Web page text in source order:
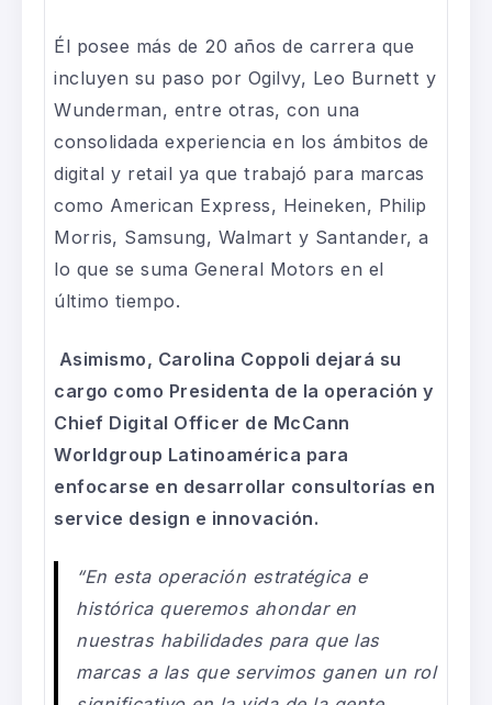
Él posee más de 20 años de carrera que
incluyen su paso por Ogilvy, Leo Burnett y
Wunderman, entre otras, con una
consolidada experiencia en los ámbitos de
digital y retail ya que trabajó para marcas
como American Express, Heineken, Philip
Morris, Samsung, Walmart y Santander, a
lo que se suma General Motors en el
último tiempo.
Asimismo, Carolina Coppoli dejará su
cargo como Presidenta de la operación y
Chief Digital Officer de McCann
Worldgroup Latinoamérica para
enfocarse en desarrollar consultorías en
service design e innovación.
“En esta operación estratégica e
histórica queremos ahondar en
nuestras habilidades para que las
marcas a las que servimos ganen un rol